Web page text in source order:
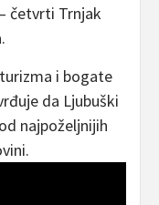
četvrti Trnjak
i bogate
da Ljubuški
najpoželjnijih